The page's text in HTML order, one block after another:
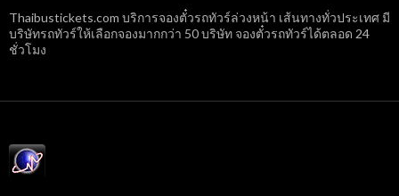
Thaibustickets.com บริการจองตั๋วรถทัวร์ล่วงหน้า เส้นทางทั่วประเทศ มี
บริษัทรถทัวร์ให้เลือกจองมากกว่า 50 บริษัท จองตั๋วรถทัวร์ได้ตลอด 24
ชั่วโมง